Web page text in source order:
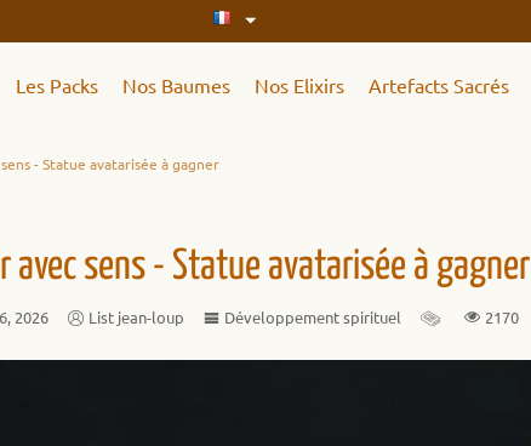
Les Packs Nos Baumes Nos Elixirs Artefacts Sacrés
- Statue avatarisée à gagner
avec sens - Statue avatarisée à gagner
2026 List jean-loup Développement spirituel 2170